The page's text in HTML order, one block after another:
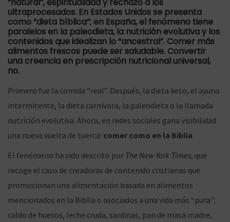
a
v
g
n
t
n
a
d
o
e
l
2
0
2
6
a
d
o
e
er o
o
k
dI
n
sA
p
p
n
ge
r
y
Li
n
k
l
“natural”, espiritualidad y rechazo a los
ultraprocesados. En Estados Unidos se presenta
como “dieta bíblica”; en España, el fenómeno tiene
paralelos en la paleodieta, la nutrición evolutiva y los
contenidos que idealizan lo “ancestral”. Comer más
alimentos frescos puede ser saludable. Convertir
una creencia en prescripción nutricional universal,
no.
Primero fue la comida “real”. Después, la dieta keto, el ayuno
intermitente, la dieta carnívora, la paleodieta o la llamada
nutrición evolutiva. Ahora, en redes sociales gana visibilidad
una nueva vuelta de tuerca: comer como en la Biblia.
El fenómeno ha sido descrito por The New York Times, que
recoge el caso de creadoras de contenido cristianas que
promocionan una alimentación basada en alimentos
mencionados en la Biblia o asociados a una vida más “pura”:
caldo de huesos, leche cruda, sardinas, pan de masa madre,